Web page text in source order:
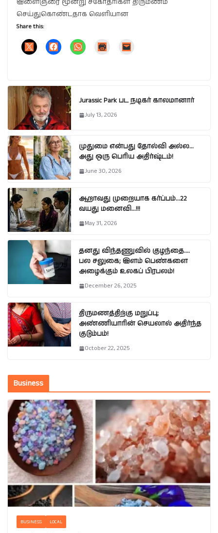
இளைஞரை மூன்று சகோதரிகள் திருமணம்
செய்துகொண்டதாக வெளியான
Share this:
Jurassic Park பட நடிகர் காலமானார்
July 13, 2026
முதுமை என்பது தோல்வி அல்ல…
அது ஒரு பெரிய அதிர்ஷ்டம்!
June 30, 2026
ஆறாவது முறையாக கர்ப்பம்…22
வயது மனைவி…!!!
May 31, 2026
தனது விந்தணுவில் குழந்தை….
பல சலுகை; இளம் பெண்களை
அழைக்கும் உலகப் பிரபலம்!
December 26, 2025
திருமணத்திற்கு மறுப்பு;
அண்ணியாரின் செயலால் அதிர்ந்த
குடும்பம்!
October 22, 2025
Business
BUSINESS LOCAL